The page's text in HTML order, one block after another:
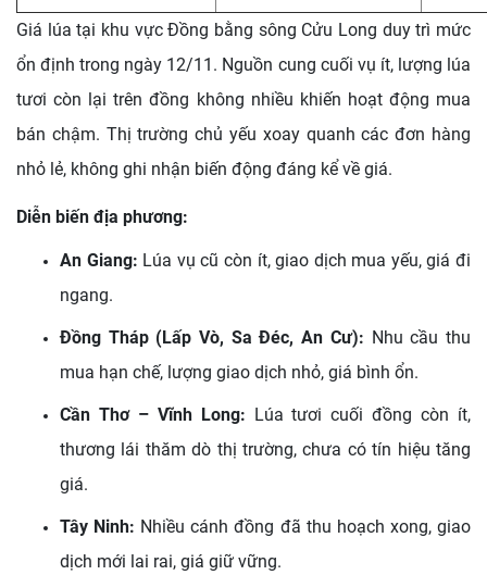
Giá lúa tại khu vực Đồng bằng sông Cửu Long duy trì mức
ổn định trong ngày 12/11. Nguồn cung cuối vụ ít, lượng lúa
tươi còn lại trên đồng không nhiều khiến hoạt động mua
bán chậm. Thị trường chủ yếu xoay quanh các đơn hàng
nhỏ lẻ, không ghi nhận biến động đáng kể về giá.
Diễn biến địa phương:
An Giang: Lúa vụ cũ còn ít, giao dịch mua yếu, giá đi
ngang.
Đồng Tháp (Lấp Vò, Sa Đéc, An Cư): Nhu cầu thu
mua hạn chế, lượng giao dịch nhỏ, giá bình ổn.
Cần Thơ – Vĩnh Long: Lúa tươi cuối đồng còn ít,
thương lái thăm dò thị trường, chưa có tín hiệu tăng
giá.
Tây Ninh: Nhiều cánh đồng đã thu hoạch xong, giao
dịch mới lai rai, giá giữ vững.